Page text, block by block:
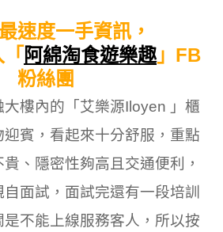
速度一手資訊，
阿綿淘食遊樂趣 」FB
粉絲團
大樓內的 「艾樂源Iloyen 」櫃
賓，看起來十分舒服，重點
、隱密性夠高且交通便利，
面試，面試完還有一段培訓
不能上線服務客人，所以按